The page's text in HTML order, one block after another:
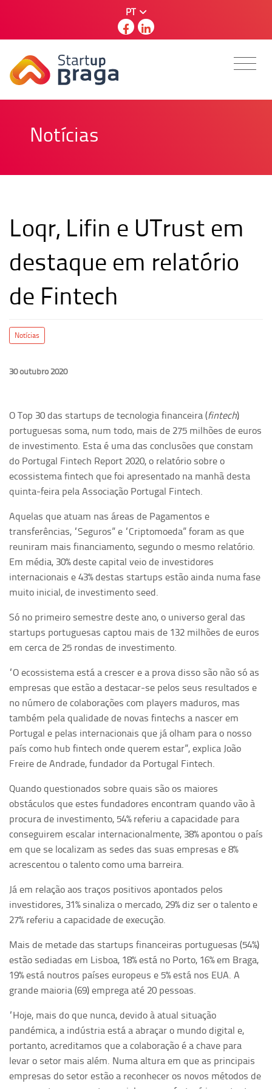
PT
Notícias
Loqr, Lifin e UTrust em
destaque em relatório
de Fintech
Notícias
30 outubro 2020
O Top 30 das startups de tecnologia financeira (fintech)
portuguesas soma, num todo, mais de 275 milhões de euros
de investimento. Esta é uma das conclusões que constam
do Portugal Fintech Report 2020, o relatório sobre o
ecossistema fintech que foi apresentado na manhã desta
quinta-feira pela Associação Portugal Fintech.
Aquelas que atuam nas áreas de Pagamentos e
transferências, “Seguros” e “Criptomoeda” foram as que
reuniram mais financiamento, segundo o mesmo relatório.
Em média, 30% deste capital veio de investidores
internacionais e 43% destas startups estão ainda numa fase
muito inicial, de investimento seed.
Só no primeiro semestre deste ano, o universo geral das
startups portuguesas captou mais de 132 milhões de euros
em cerca de 25 rondas de investimento.
“O ecossistema está a crescer e a prova disso são não só as
empresas que estão a destacar-se pelos seus resultados e
no número de colaborações com players maduros, mas
também pela qualidade de novas fintechs a nascer em
Portugal e pelas internacionais que já olham para o nosso
país como hub fintech onde querem estar”, explica João
Freire de Andrade, fundador da Portugal Fintech.
Quando questionados sobre quais são os maiores
obstáculos que estes fundadores encontram quando vão à
procura de investimento, 54% referiu a capacidade para
conseguirem escalar internacionalmente, 38% apontou o país
em que se localizam as sedes das suas empresas e 8%
acrescentou o talento como uma barreira.
Já em relação aos traços positivos apontados pelos
investidores, 31% sinaliza o mercado, 29% diz ser o talento e
27% referiu a capacidade de execução.
Mais de metade das startups financeiras portuguesas (54%)
estão sediadas em Lisboa, 18% está no Porto, 16% em Braga,
19% está noutros países europeus e 5% está nos EUA. A
grande maioria (69) emprega até 20 pessoas.
“Hoje, mais do que nunca, devido à atual situação
pandémica, a indústria está a abraçar o mundo digital e,
portanto, acreditamos que a colaboração é a chave para
levar o setor mais além. Numa altura em que as principais
empresas do setor estão a reconhecer os novos métodos de